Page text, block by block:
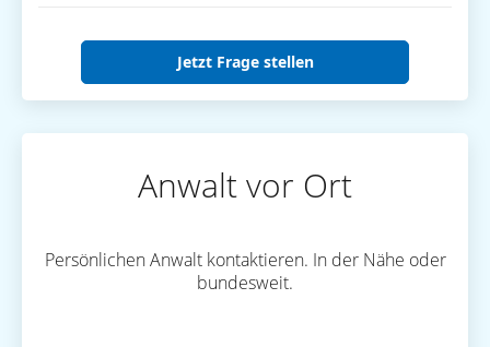
Jetzt Frage stellen
Anwalt vor Ort
Persönlichen Anwalt kontaktieren. In der Nähe oder
bundesweit.